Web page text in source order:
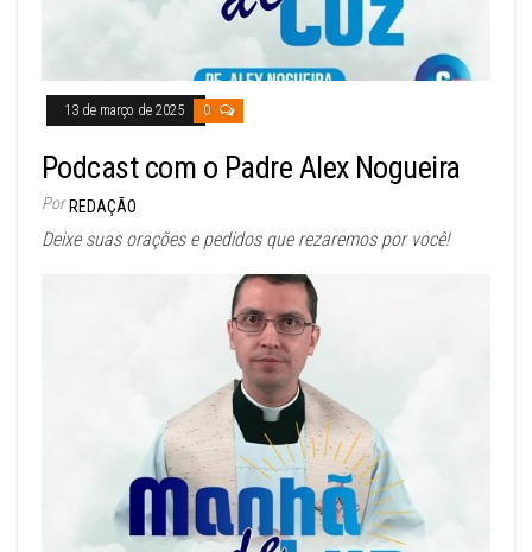
13 de março de 2025 0
Podcast com o Padre Alex Nogueira
Por REDAÇÃO
Deixe suas orações e pedidos que rezaremos por você!